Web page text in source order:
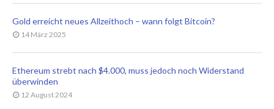
Gold erreicht neues Allzeithoch – wann folgt Bitcoin?
14 März 2025
Ethereum strebt nach $4.000, muss jedoch noch Widerstand
überwinden
12 August 2024